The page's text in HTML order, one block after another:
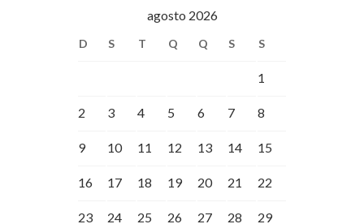
agosto 2026
D S T Q Q S S
1
2 3 4 5 6 7 8
9 10 11 12 13 14 15
16 17 18 19 20 21 22
23 24 25 26 27 28 29